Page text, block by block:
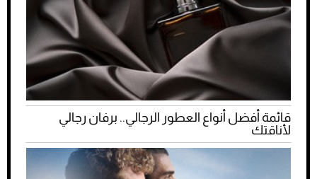
قائمة أفضل أنواع العطور الرجالي.. برفان رجالي
لأناقتك